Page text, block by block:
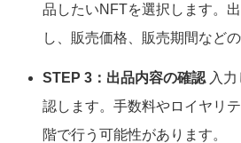
品したいNFTを選択します。
し、販売価格、販売期間など
STEP 3：出品内容の確認 入
認します。手数料やロイヤリ
階で行う可能性があります。